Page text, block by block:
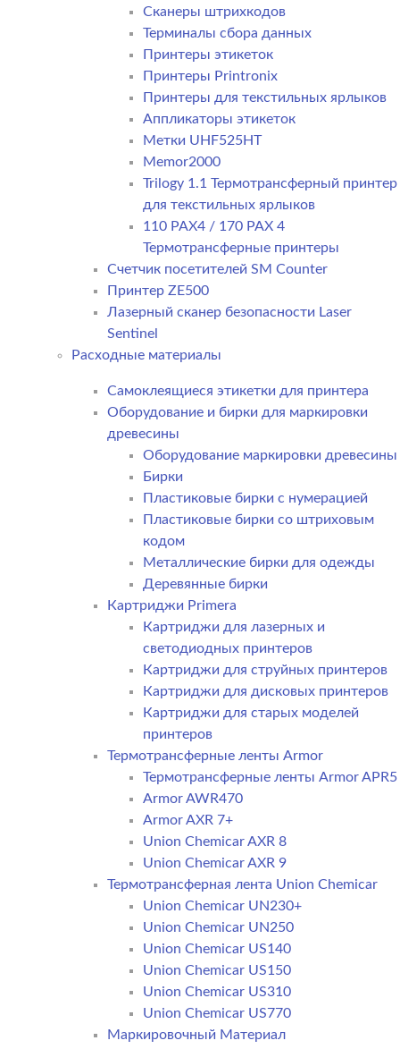
Сканеры штрихкодов
Терминалы сбора данных
Принтеры этикеток
Принтеры Printronix
Принтеры для текстильных ярлыков
Аппликаторы этикеток
Метки UHF525HT
Memor2000
Trilogy 1.1 Термотрансферный принтер
для текстильных ярлыков
110 PAX4 / 170 PAX 4
Термотрансферные принтеры
Счетчик посетителей SM Counter
Принтер ZE500
Лазерный сканер безопасности Laser
Sentinel
Расходные материалы
Самоклеящиеся этикетки для принтера
Оборудование и бирки для маркировки
древесины
Оборудование маркировки древесины
Бирки
Пластиковые бирки с нумерацией
Пластиковые бирки со штриховым
кодом
Металлические бирки для одежды
Деревянные бирки
Картриджи Primera
Картриджи для лазерных и
светодиодных принтеров
Картриджи для струйных принтеров
Картриджи для дисковых принтеров
Картриджи для старых моделей
принтеров
Термотрансферные ленты Armor
Термотрансферные ленты Armor APR5
Armor AWR470
Armor AXR 7+
Union Chemicar AXR 8
Union Chemicar AXR 9
Термотрансферная лента Union Chemicar
Union Chemicar UN230+
Union Chemicar UN250
Union Chemicar US140
Union Chemicar US150
Union Chemicar US310
Union Chemicar US770
Маркировочный Материал